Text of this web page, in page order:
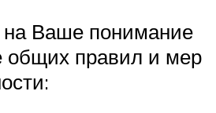
Ваше понимание
общих правил и мер